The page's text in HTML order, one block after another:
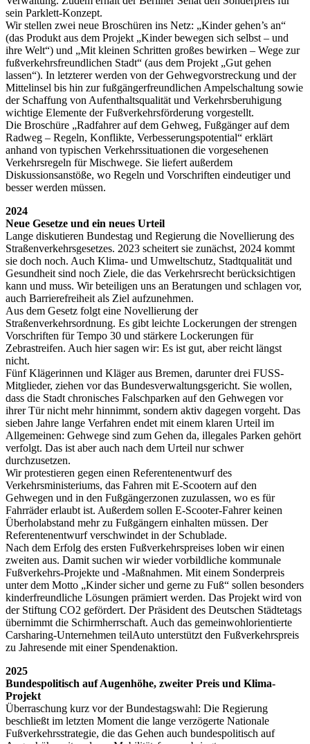
sein Parklett-Konzept.
Wir stellen zwei neue Broschüren ins Netz: „Kinder gehen’s an“
(das Produkt aus dem Projekt „Kinder bewegen sich selbst – und
ihre Welt“) und „Mit kleinen Schritten großes bewirken – Wege zur
fußverkehrsfreundlichen Stadt“ (aus dem Projekt „Gut gehen
lassen“). In letzterer werden von der Gehwegvorstreckung und der
Mittelinsel bis hin zur fußgängerfreundlichen Ampelschaltung sowie
der Schaffung von Aufenthaltsqualität und Verkehrsberuhigung
wichtige Elemente der Fußverkehrsförderung vorgestellt.
Die Broschüre „Radfahrer auf dem Gehweg, Fußgänger auf dem
Radweg – Regeln, Konflikte, Verbesserungspotential“ erklärt
anhand von typischen Verkehrssituationen die vorgesehenen
Verkehrsregeln für Mischwege. Sie liefert außerdem
Diskussionsanstöße, wo Regeln und Vorschriften eindeutiger und
besser werden müssen.
2024
Neue Gesetze und ein neues Urteil
Lange diskutieren Bundestag und Regierung die Novellierung des
Straßenverkehrsgesetzes. 2023 scheitert sie zunächst, 2024 kommt
sie doch noch. Auch Klima- und Umweltschutz, Stadtqualität und
Gesundheit sind noch Ziele, die das Verkehrsrecht berücksichtigen
kann und muss. Wir beteiligen uns an Beratungen und schlagen vor,
auch Barrierefreiheit als Ziel aufzunehmen.
Aus dem Gesetz folgt eine Novellierung der
Straßenverkehrsordnung. Es gibt leichte Lockerungen der strengen
Vorschriften für Tempo 30 und stärkere Lockerungen für
Zebrastreifen. Auch hier sagen wir: Es ist gut, aber reicht längst
nicht.
Fünf Klägerinnen und Kläger aus Bremen, darunter drei FUSS-
Mitglieder, ziehen vor das Bundesverwaltungsgericht. Sie wollen,
dass die Stadt chronisches Falschparken auf den Gehwegen vor
ihrer Tür nicht mehr hinnimmt, sondern aktiv dagegen vorgeht. Das
sieben Jahre lange Verfahren endet mit einem klaren Urteil im
Allgemeinen: Gehwege sind zum Gehen da, illegales Parken gehört
verfolgt. Das ist aber auch nach dem Urteil nur schwer
durchzusetzen.
Wir protestieren gegen einen Referentenentwurf des
Verkehrsministeriums, das Fahren mit E-Scootern auf den
Gehwegen und in den Fußgängerzonen zuzulassen, wo es für
Fahrräder erlaubt ist. Außerdem sollen E-Scooter-Fahrer keinen
Überholabstand mehr zu Fußgängern einhalten müssen. Der
Referentenentwurf verschwindet in der Schublade.
Nach dem Erfolg des ersten Fußverkehrspreises loben wir einen
zweiten aus. Damit suchen wir wieder vorbildliche kommunale
Fußverkehrs-Projekte und -Maßnahmen. Mit einem Sonderpreis
unter dem Motto „Kinder sicher und gerne zu Fuß“ sollen besonders
kinderfreundliche Lösungen prämiert werden. Das Projekt wird von
der Stiftung CO2 gefördert. Der Präsident des Deutschen Städtetags
übernimmt die Schirmherrschaft. Auch das gemeinwohlorientierte
Carsharing-Unternehmen teilAuto unterstützt den Fußverkehrspreis
zu Jahresende mit einer Spendenaktion.
2025
Bundespolitisch auf Augenhöhe, zweiter Preis und Klima-
Projekt
Überraschung kurz vor der Bundestagswahl: Die Regierung
beschließt im letzten Moment die lange verzögerte Nationale
Fußverkehrsstrategie, die das Gehen auch bundespolitisch auf